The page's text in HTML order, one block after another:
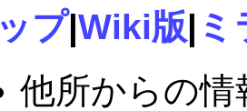
ップ|Wiki版| ミ
他所からの情